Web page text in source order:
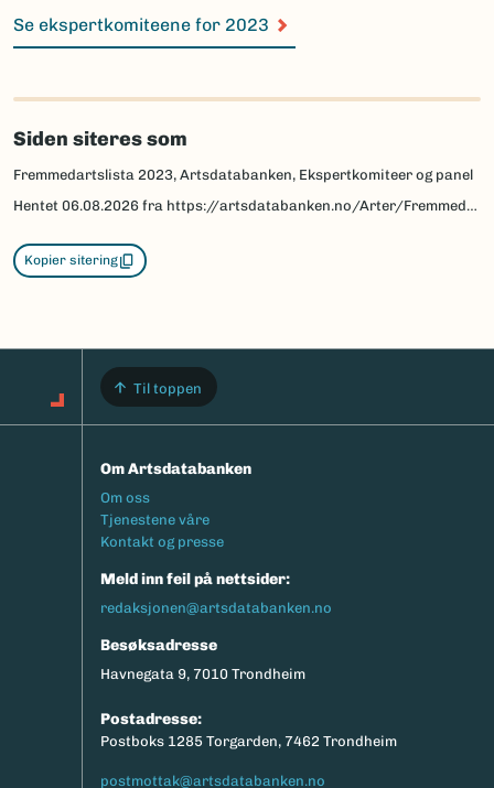
Se ekspertkomiteene for 2023
Siden siteres som
Fremmedartslista 2023, Artsdatabanken, Ekspertkomiteer og panel
Hentet 06.08.2026 fra https://artsdatabanken.no/Arter/Fremmedartslista/Om-Fremmedartslista/Ekspertkomiteer-og-panel
Kopier sitering
Til toppen
Om Artsdatabanken
Footermeny
Om oss
Tjenestene våre
Kontakt og presse
Meld inn feil på nettsider:
redaksjonen@artsdatabanken.no
Besøksadresse
Havnegata 9, 7010 Trondheim
Postadresse:
Postboks 1285 Torgarden, 7462 Trondheim
postmottak@artsdatabanken.no